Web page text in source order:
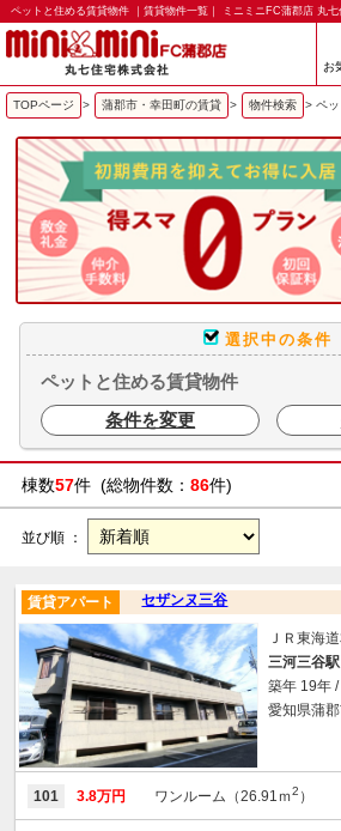
ペットと住める賃貸物件 ｜賃貸物件一覧｜ ミニミニFC蒲郡店 丸七
お
TOPページ > 蒲郡市・幸田町の賃貸 > 物件検索 > ペ
選択中の条件
ペットと住める賃貸物件
条件を変更
棟数57件 (総物件数： 86件)
並び順 ：
セザンヌ三谷
賃貸アパート
ＪＲ東海
三河三谷駅
築年 19年
愛知県蒲
101 3.8万円 ワンルーム（26.91ｍ2 ）